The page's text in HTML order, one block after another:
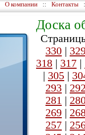
О компании :: Контакты
Доска
330 |
318 | 317 |
| 305 |
293 |
281 |
269 |
257 |